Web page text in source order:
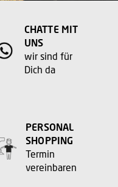
CHATTE MIT
UNS
wir sind für
Dich da
PERSONAL
SHOPPING
Termin
vereinbaren